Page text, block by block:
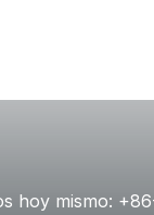
hoy mismo: